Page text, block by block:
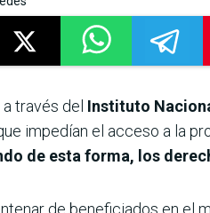
través del Instituto
impedían el acceso a la
de esta forma, los
de beneficiados en el